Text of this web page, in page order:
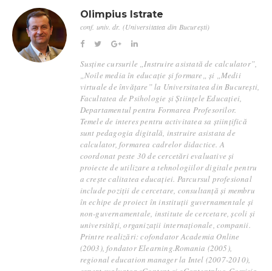
Olimpius Istrate
conf. univ. dr. (Universitatea din București)
Susține cursurile „Instruire asistată de calculator”,
„Noile media în educație și formare„ și „Medii
virtuale de învățare” la Universitatea din București,
Facultatea de Psihologie și Științele Educației,
Departamentul pentru Formarea Profesorilor.
Temele de interes pentru activitatea sa științifică
sunt pedagogia digitală, instruire asistata de
calculator, formarea cadrelor didactice. A
coordonat peste 30 de cercetări evaluative și
proiecte de utilizare a tehnologiilor digitale pentru
a crește calitatea educației. Parcursul profesional
include poziții de cercetare, consultanță și membru
în echipe de proiect în instituții guvernamentale și
non-guvernamentale, institute de cercetare, școli și
universități, organizații internaționale, companii.
Printre realizări: cofondator Academia Online
(2003), fondator Elearning.Romania (2005),
regional education manager la Intel (2007-2010),